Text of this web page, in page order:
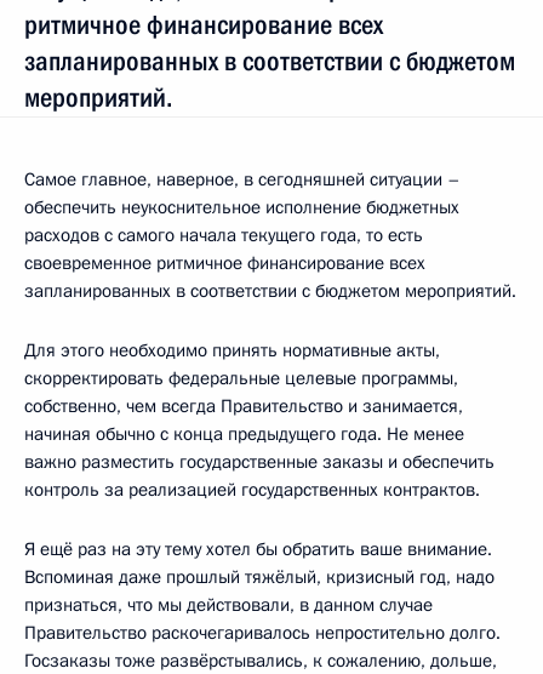
ритмичное финансирование всех
запланированных в соответствии с бюджетом
мероприятий.
Самое главное, наверное, в сегодняшней ситуации –
обеспечить неукоснительное исполнение бюджетных
расходов с самого начала текущего года, то есть
своевременное ритмичное финансирование всех
запланированных в соответствии с бюджетом мероприятий.
Для этого необходимо принять нормативные акты,
скорректировать федеральные целевые программы,
собственно, чем всегда Правительство и занимается,
начиная обычно с конца предыдущего года. Не менее
важно разместить государственные заказы и обеспечить
контроль за реализацией государственных контрактов.
Я ещё раз на эту тему хотел бы обратить ваше внимание.
Вспоминая даже прошлый тяжёлый, кризисный год, надо
признаться, что мы действовали, в данном случае
Правительство раскочегаривалось непростительно долго.
Госзаказы тоже развёрстывались, к сожалению, дольше,